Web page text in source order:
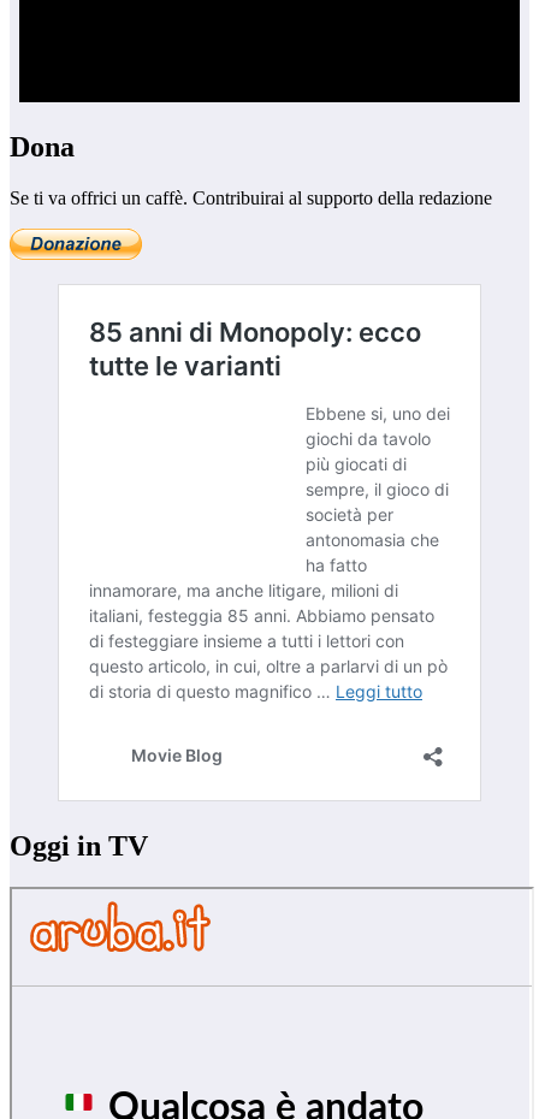
Dona
Se ti va offrici un caffè. Contribuirai al supporto della redazione
Oggi in TV